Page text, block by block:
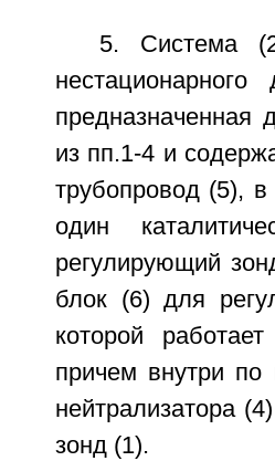
5. Система
предназначенная
из пп.1-4 и
трубопровод (5),
один
регулирующий
блок (6) для
которой
причем внутри по
нейтрализатора
зонд (1).